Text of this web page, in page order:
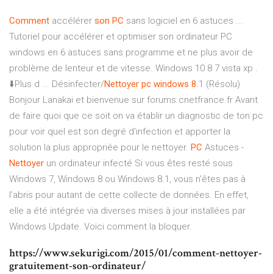
Comment accélérer son PC sans logiciel en 6 astuces ...
Tutoriel pour accélérer et optimiser son ordinateur PC
windows en 6 astuces sans programme et ne plus avoir de
problème de lenteur et de vitesse. Windows 10 8 7 vista xp .
⬇️Plus d ... Désinfecter/Nettoyer pc windows 8.1 (Résolu)
Bonjour Lanakai et bienvenue sur forums.cnetfrance.fr Avant
de faire quoi que ce soit on va établir un diagnostic de ton pc
pour voir quel est son degré d'infection et apporter la
solution la plus appropriée pour le nettoyer. PC Astuces -
Nettoyer un ordinateur infecté Si vous êtes resté sous
Windows 7, Windows 8 ou Windows 8.1, vous n'êtes pas à
l'abris pour autant de cette collecte de données. En effet,
elle a été intégrée via diverses mises à jour installées par
Windows Update. Voici comment la bloquer.
https://www.sekurigi.com/2015/01/comment-nettoyer-
gratuitement-son-ordinateur/